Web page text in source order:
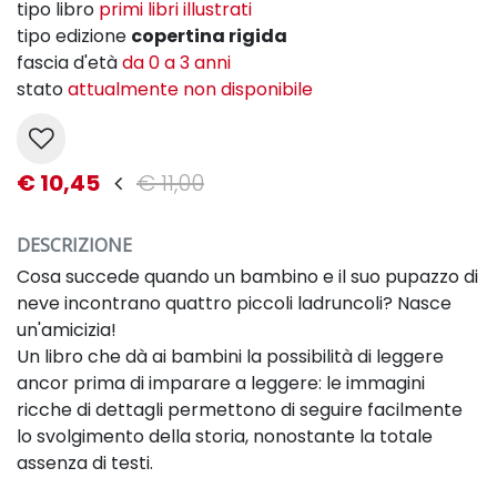
tipo libro primi libri illustrati
tipo edizione copertina rigida
fascia d'etàda 0 a 3 anni
statoattualmente non disponibile
€ 10,45 € 11,00
DESCRIZIONE
Cosa succede quando un bambino e il suo pupazzo di
neve incontrano quattro piccoli ladruncoli? Nasce
un'amicizia!
Un libro chedàai bambini la possibilità di leggere
ancor prima di imparare a leggere: le immagini
ricche di dettagli permettono di seguire facilmente
lo svolgimento della storia, nonostante la totale
assenza di testi.